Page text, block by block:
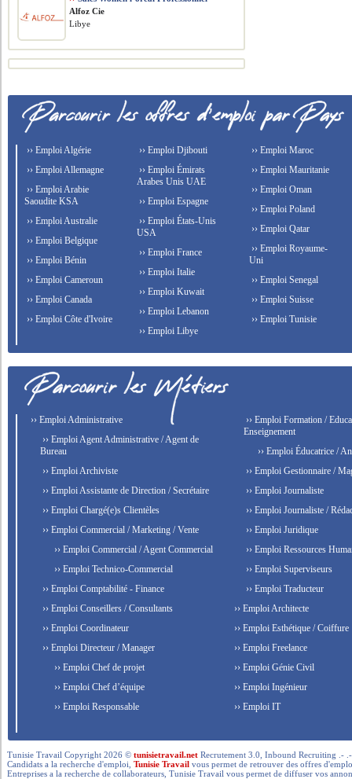
Alfoz Cie
Libye
›› Emploi Algérie
›› Emploi Allemagne
›› Emploi Arabie
Saoudite KSA
›› Emploi Australie
›› Emploi Belgique
›› Emploi Bénin
›› Emploi Cameroun
›› Emploi Canada
›› Emploi Côte d'Ivoire
›› Emploi Djibouti
›› Emploi Émirats
Arabes Unis UAE
›› Emploi Espagne
›› Emploi États-Unis
USA
›› Emploi France
›› Emploi Italie
›› Emploi Kuwait
›› Emploi Lebanon
›› Emploi Libye
›› Emploi Maroc
›› Emploi Mauritanie
›› Emploi Oman
›› Emploi Poland
›› Emploi Qatar
›› Emploi Royaume-
Uni
›› Emploi Senegal
›› Emploi Suisse
›› Emploi Tunisie
›› Emploi Administrative
›› Emploi Agent Administrative / Agent de
Bureau
›› Emploi Archiviste
›› Emploi Assistante de Direction / Secrétaire
›› Emploi Chargé(e)s Clientèles
›› Emploi Commercial / Marketing / Vente
›› Emploi Commercial / Agent Commercial
›› Emploi Technico-Commercial
›› Emploi Comptabilité - Finance
›› Emploi Conseillers / Consultants
›› Emploi Coordinateur
›› Emploi Directeur / Manager
›› Emploi Chef de projet
›› Emploi Chef d’équipe
›› Emploi Responsable
›› Emploi Formation /
Enseignement
›› Emploi Éducatrice /
›› Emploi Gestionnaire /
›› Emploi Journaliste
›› Emploi Journaliste /
›› Emploi Juridique
›› Emploi Ressources
›› Emploi Superviseurs
›› Emploi Traducteur
›› Emploi Architecte
›› Emploi Esthétique / Coiffure
›› Emploi Freelance
›› Emploi Génie Civil
›› Emploi Ingénieur
›› Emploi IT
Tunisie Travail Copyright 2026 ©tunisietravail.net Recrutement 3.0, Inbound Recruiting .-
Candidats a la recherche d'emploi,Tunisie Travail vous permet de retrouver des offres
Entreprises a la recherche de collaborateurs, Tunisie Travail vous permet de diffuser vos